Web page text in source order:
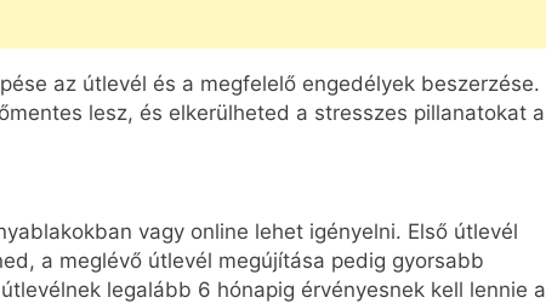
az útlevél és a megfelelő engedélyek beszerzése.
lesz, és elkerülheted a stresszes pillanatokat a
vagy online lehet igényelni. Első útlevél
a meglévő útlevél megújítása pedig gyorsabb
legalább 6 hónapig érvényesnek kell lennie a